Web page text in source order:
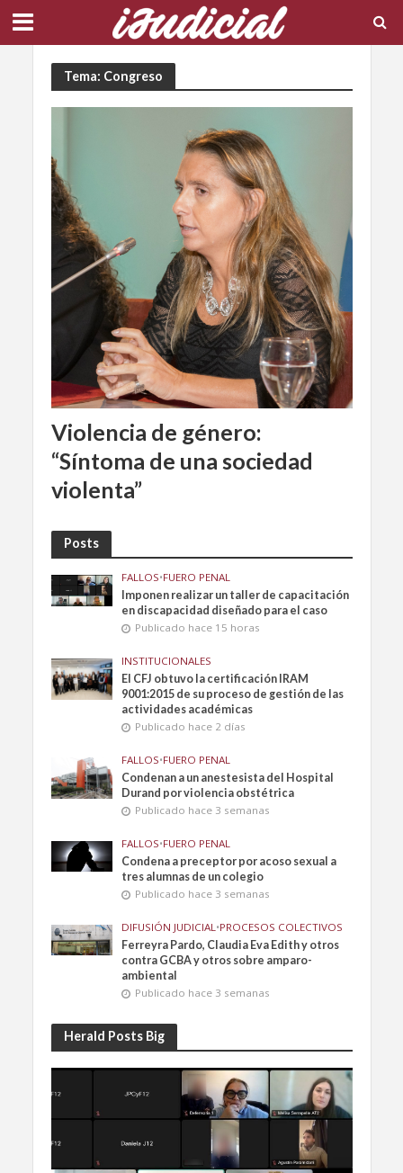
Tema: Congreso
Violencia de género:
“Síntoma de una sociedad
violenta”
Posts
FALLOS•FUERO PENAL
Imponen realizar un taller de capacitación
en discapacidad diseñado para el caso
Publicado hace 15 horas
INSTITUCIONALES
El CFJ obtuvo la certificación IRAM
9001:2015 de su proceso de gestión de las
actividades académicas
Publicado hace 2 días
FALLOS•FUERO PENAL
Condenan a un anestesista del Hospital
Durand por violencia obstétrica
Publicado hace 3 semanas
FALLOS•FUERO PENAL
Condena a preceptor por acoso sexual a
tres alumnas de un colegio
Publicado hace 3 semanas
DIFUSIÓN JUDICIAL•PROCESOS COLECTIVOS
Ferreyra Pardo, Claudia Eva Edith y otros
contra GCBA y otros sobre amparo-
ambiental
Publicado hace 3 semanas
Herald Posts Big